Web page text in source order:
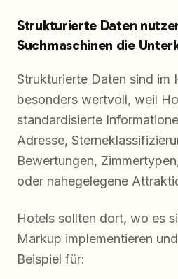
Strukturierte Daten
Suchmaschinen die
Strukturierte Daten sind im
besonders wertvoll, weil
standardisierte
Adresse,
Bewertungen,
oder nahegelegene
Hotels sollten dort, wo es
Markup implementieren
Beispiel für: